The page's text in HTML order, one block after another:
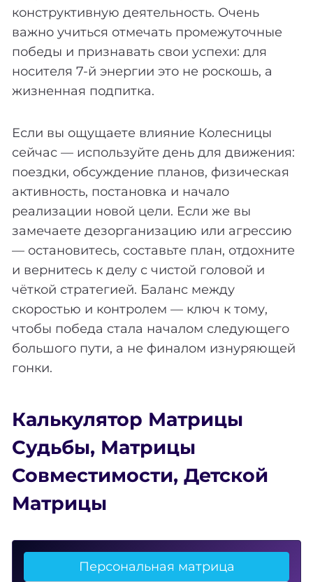
конструктивную деятельность. Очень
важно учиться отмечать промежуточные
победы и признавать свои успехи: для
носителя 7-й энергии это не роскошь, а
жизненная подпитка.
Если вы ощущаете влияние Колесницы
сейчас — используйте день для движения:
поездки, обсуждение планов, физическая
активность, постановка и начало
реализации новой цели. Если же вы
замечаете дезорганизацию или агрессию
— остановитесь, составьте план, отдохните
и вернитесь к делу с чистой головой и
чёткой стратегией. Баланс между
скоростью и контролем — ключ к тому,
чтобы победа стала началом следующего
большого пути, а не финалом изнуряющей
гонки.
Калькулятор Матрицы
Судьбы, Матрицы
Совместимости, Детской
Матрицы
Персональная матрица